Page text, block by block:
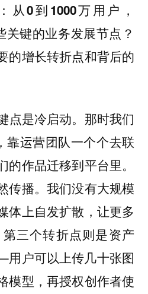
从0到1000万用户，
键的业务发展节点？
的增长转折点和背后的
点是冷启动。那时我们
靠运营团队一个个去联
作品迁移到平台里。
传播。我们没有大规模
体上自发扩散，让更多
三个转折点则是资产
户可以上传几十张图
模型，再授权创作者使